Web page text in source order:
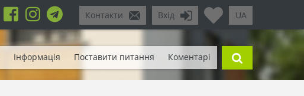
UA
Вхід
Контакти
Інформація Поставити питання Коментарі